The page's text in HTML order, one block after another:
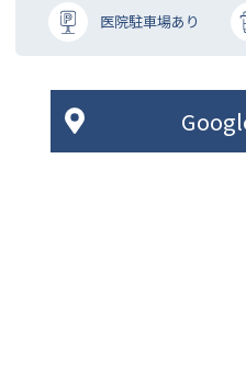
医院駐車場あり